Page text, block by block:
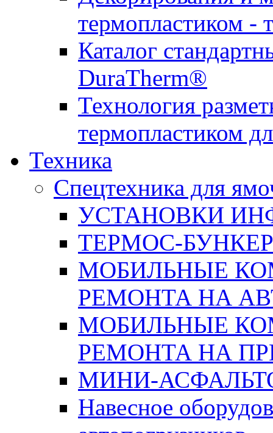
термопластиком -
Каталог
DuraTherm®
Технология
термопластиком
Техника
Спецтехника для
УСТАНОВКИ
ТЕРМОС-
МОБИЛЬНЫЕ
РЕМОНТА НА
МОБИЛЬНЫЕ
РЕМОНТА НА
МИНИ-
Навесное